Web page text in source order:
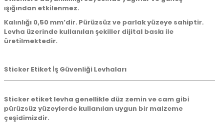
ışığından etkilenmez.
Kalınlığı 0,50 mm’dir. Pürüzsüz ve parlak yüzeye sahiptir.
Levha üzerinde kullanılan şekiller dijital baskı ile
üretilmektedir.
Sticker Etiket İş Güvenliği Levhaları
Sticker etiket levha genellikle düz zemin ve cam gibi
pürüzsüz yüzeylerde kullanılan uygun bir malzeme
çeşidimizdir.